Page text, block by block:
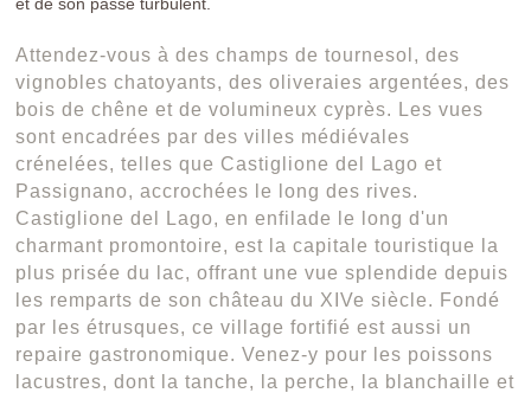
Attendez-vous à des champs de tournesol, des
vignobles chatoyants, des oliveraies argentées, des
bois de chêne et de volumineux cyprès. Les vues
sont encadrées par des villes médiévales
crénelées, telles que Castiglione del Lago et
Passignano, accrochées le long des rives.
Castiglione del Lago, en enfilade le long d'un
charmant promontoire, est la capitale touristique la
plus prisée du lac, offrant une vue splendide depuis
les remparts de son château du XIVe siècle. Fondé
par les étrusques, ce village fortifié est aussi un
repaire gastronomique. Venez-y pour les poissons
lacustres, dont la tanche, la perche, la blanchaille et